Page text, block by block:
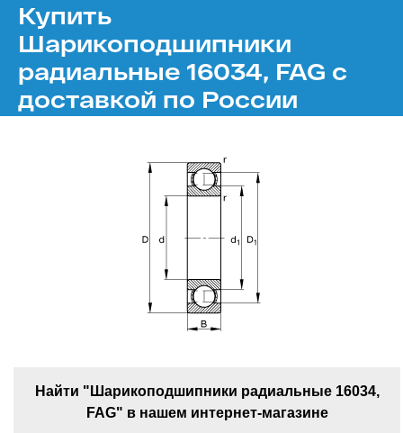
Купить
Шарикоподшипники
радиальные 16034, FAG с
доставкой по России
Найти "Шарикоподшипники радиальные 16034,
FAG" в нашем интернет-магазине